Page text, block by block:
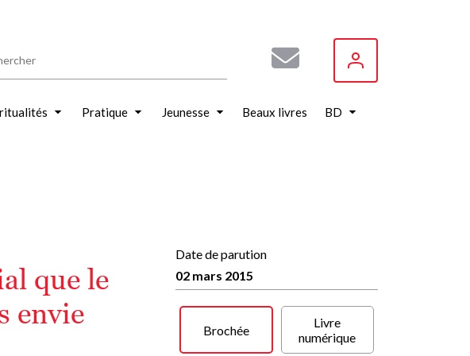
Pratique Jeunesse Beaux livres BD
que le
envie
Date de parution
02 mars 2015
Brochée
Livre
numérique